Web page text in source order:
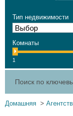
Тип недвижимости
Комнаты
1
Поиск по
Домашняя >